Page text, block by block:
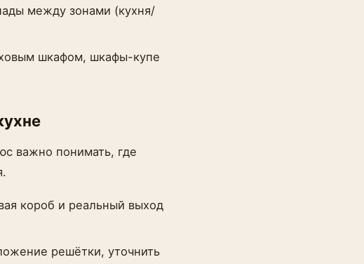
между зонами (кухня/
шкафом, шкафы-купе
важно понимать, где
короб и реальный выход
решётки, уточнить